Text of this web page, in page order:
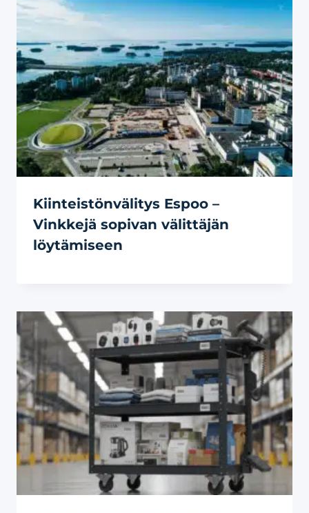
Kiinteistönvälitys Espoo –
Vinkkejä sopivan välittäjän
löytämiseen